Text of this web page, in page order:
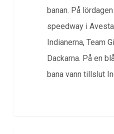
banan. På
speedway i
Indianerna, Team
Dackarna. På en
bana vann tillslut